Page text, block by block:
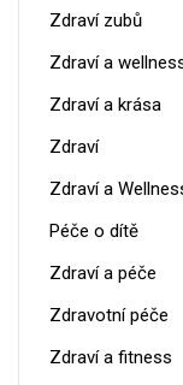
Zdraví zubů
Zdraví a
Zdraví a krása
Zdraví
Zdraví a
Péče o dítě
Zdraví a péče
Zdravotní péče
Zdraví a fitness